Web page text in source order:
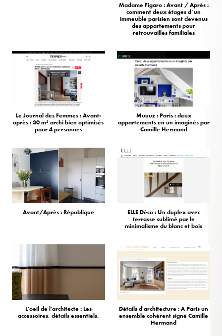
Madame Figaro : Avant / Après :
comment deux étages d’un
immeuble parisien sont devenus
des appartements pour
retrouvailles familiales
Le Journal des Femmes : Avant-
après : 30 m² archi bien optimisés
pour 4 personnes
Muuuz : Paris : deux
appartements en un imaginés par
Camille Hermand
Avant/Après : République
ELLE Déco : Un duplex avec
terrasse sublimé par le
minimalisme du blanc et bois
L'oeil de l'architecte : Les
accessoires, détails essentiels.
Détails d'architecture : A Paris un
ensemble cohérent signé Camille
Hermand